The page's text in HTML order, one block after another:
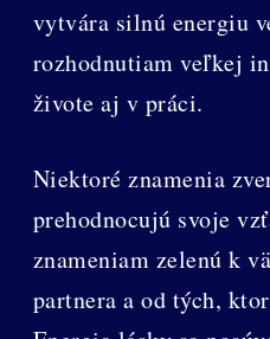
vytvára silnú energiu
rozhodnutiam veľkej
živote aj v práci.
Niektoré znamenia
prehodnocujú svoje
znameniam zelenú k
partnera a od tých,